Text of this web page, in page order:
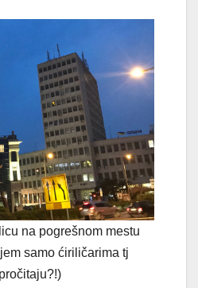
na pogrešnom mestu
samo ćiriličarima tj